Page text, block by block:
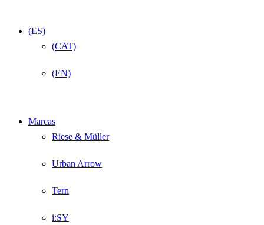
(ES)
(CAT)
(EN)
Marcas
Riese & Müller
Urban Arrow
Tern
i:SY